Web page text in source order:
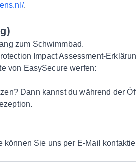
.
zum Schwimmbad.
Impact Assessment-
von EasySecure werfen:
Dann kannst du während der
Sie uns per E-Mail